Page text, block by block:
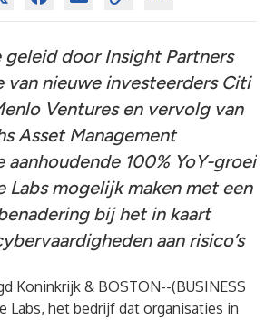
geleid door Insight Partners
van nieuwe investeerders Citi
Ventures en vervolg van
Asset Management
aanhoudende 100% YoY-groei
Labs mogelijk maken met een
bij het in kaart
aan risico’s
Koninkrijk & BOSTON--(BUSINESS
Labs, het bedrijf dat organisaties in